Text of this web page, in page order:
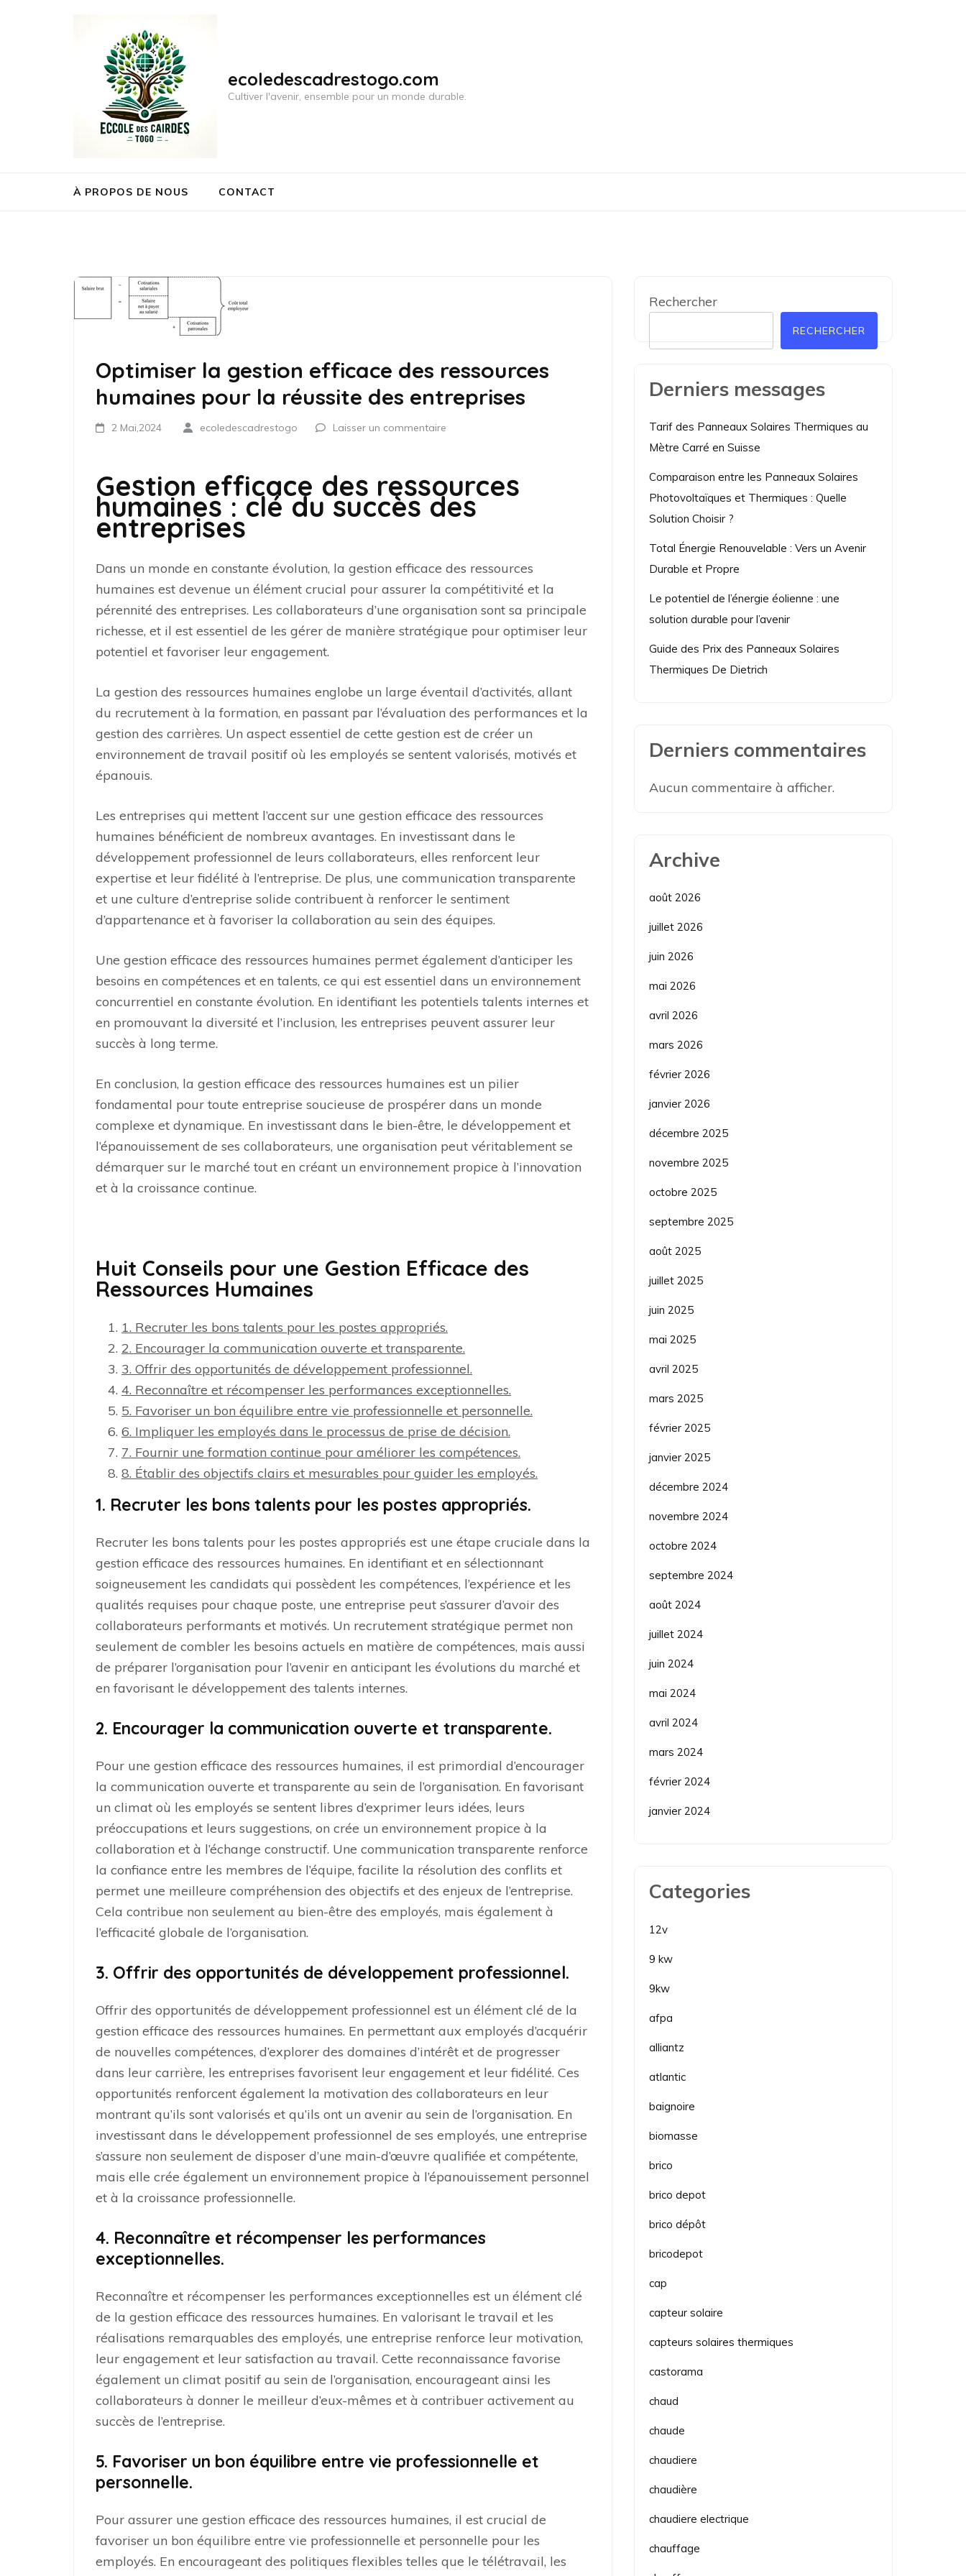
ecoledescadrestogo.com
Cultiver l'avenir, ensemble pour un monde durable.
À PROPOS DE NOUS CONTACT
Optimiser la gestion efficace des ressources
humaines pour la réussite des entreprises
2 Mai,2024 ecoledescadrestogo Laisser un commentaire
Gestion efficace des ressources
humaines : clé du succès des
entreprises
Dans un monde en constante évolution, la gestion efficace des ressources
humaines est devenue un élément crucial pour assurer la compétitivité et la
pérennité des entreprises. Les collaborateurs d’une organisation sont sa principale
richesse, et il est essentiel de les gérer de manière stratégique pour optimiser leur
potentiel et favoriser leur engagement.
La gestion des ressources humaines englobe un large éventail d’activités, allant
du recrutement à la formation, en passant par l’évaluation des performances et la
gestion des carrières. Un aspect essentiel de cette gestion est de créer un
environnement de travail positif où les employés se sentent valorisés, motivés et
épanouis.
Les entreprises qui mettent l’accent sur une gestion efficace des ressources
humaines bénéficient de nombreux avantages. En investissant dans le
développement professionnel de leurs collaborateurs, elles renforcent leur
expertise et leur fidélité à l’entreprise. De plus, une communication transparente
et une culture d’entreprise solide contribuent à renforcer le sentiment
d’appartenance et à favoriser la collaboration au sein des équipes.
Une gestion efficace des ressources humaines permet également d’anticiper les
besoins en compétences et en talents, ce qui est essentiel dans un environnement
concurrentiel en constante évolution. En identifiant les potentiels talents internes et
en promouvant la diversité et l’inclusion, les entreprises peuvent assurer leur
succès à long terme.
En conclusion, la gestion efficace des ressources humaines est un pilier
fondamental pour toute entreprise soucieuse de prospérer dans un monde
complexe et dynamique. En investissant dans le bien-être, le développement et
l’épanouissement de ses collaborateurs, une organisation peut véritablement se
démarquer sur le marché tout en créant un environnement propice à l’innovation
et à la croissance continue.
Huit Conseils pour une Gestion Efficace des
Ressources Humaines
1. Recruter les bons talents pour les postes appropriés.
2. Encourager la communication ouverte et transparente.
3. Offrir des opportunités de développement professionnel.
4. Reconnaître et récompenser les performances exceptionnelles.
5. Favoriser un bon équilibre entre vie professionnelle et personnelle.
6. Impliquer les employés dans le processus de prise de décision.
7. Fournir une formation continue pour améliorer les compétences.
8. Établir des objectifs clairs et mesurables pour guider les employés.
1. Recruter les bons talents pour les postes appropriés.
Recruter les bons talents pour les postes appropriés est une étape cruciale dans la
gestion efficace des ressources humaines. En identifiant et en sélectionnant
soigneusement les candidats qui possèdent les compétences, l’expérience et les
qualités requises pour chaque poste, une entreprise peut s’assurer d’avoir des
collaborateurs performants et motivés. Un recrutement stratégique permet non
seulement de combler les besoins actuels en matière de compétences, mais aussi
de préparer l’organisation pour l’avenir en anticipant les évolutions du marché et
en favorisant le développement des talents internes.
2. Encourager la communication ouverte et transparente.
Pour une gestion efficace des ressources humaines, il est primordial d’encourager
la communication ouverte et transparente au sein de l’organisation. En favorisant
un climat où les employés se sentent libres d’exprimer leurs idées, leurs
préoccupations et leurs suggestions, on crée un environnement propice à la
collaboration et à l’échange constructif. Une communication transparente renforce
la confiance entre les membres de l’équipe, facilite la résolution des conflits et
permet une meilleure compréhension des objectifs et des enjeux de l’entreprise.
Cela contribue non seulement au bien-être des employés, mais également à
l’efficacité globale de l’organisation.
3. Offrir des opportunités de développement professionnel.
Offrir des opportunités de développement professionnel est un élément clé de la
gestion efficace des ressources humaines. En permettant aux employés d’acquérir
de nouvelles compétences, d’explorer des domaines d’intérêt et de progresser
dans leur carrière, les entreprises favorisent leur engagement et leur fidélité. Ces
opportunités renforcent également la motivation des collaborateurs en leur
montrant qu’ils sont valorisés et qu’ils ont un avenir au sein de l’organisation. En
investissant dans le développement professionnel de ses employés, une entreprise
s’assure non seulement de disposer d’une main-d’œuvre qualifiée et compétente,
mais elle crée également un environnement propice à l’épanouissement personnel
et à la croissance professionnelle.
4. Reconnaître et récompenser les performances
exceptionnelles.
Reconnaître et récompenser les performances exceptionnelles est un élément clé
de la gestion efficace des ressources humaines. En valorisant le travail et les
réalisations remarquables des employés, une entreprise renforce leur motivation,
leur engagement et leur satisfaction au travail. Cette reconnaissance favorise
également un climat positif au sein de l’organisation, encourageant ainsi les
collaborateurs à donner le meilleur d’eux-mêmes et à contribuer activement au
succès de l’entreprise.
5. Favoriser un bon équilibre entre vie professionnelle et
personnelle.
Pour assurer une gestion efficace des ressources humaines, il est crucial de
favoriser un bon équilibre entre vie professionnelle et personnelle pour les
employés. En encourageant des politiques flexibles telles que le télétravail, les
Rechercher
RECHERCHER
Derniers messages
Tarif des Panneaux Solaires Thermiques au
Mètre Carré en Suisse
Comparaison entre les Panneaux Solaires
Photovoltaïques et Thermiques : Quelle
Solution Choisir ?
Total Énergie Renouvelable : Vers un Avenir
Durable et Propre
Le potentiel de l’énergie éolienne : une
solution durable pour l’avenir
Guide des Prix des Panneaux Solaires
Thermiques De Dietrich
Derniers commentaires
Aucun commentaire à afficher.
Archive
août 2026
juillet 2026
juin 2026
mai 2026
avril 2026
mars 2026
février 2026
janvier 2026
décembre 2025
novembre 2025
octobre 2025
septembre 2025
août 2025
juillet 2025
juin 2025
mai 2025
avril 2025
mars 2025
février 2025
janvier 2025
décembre 2024
novembre 2024
octobre 2024
septembre 2024
août 2024
juillet 2024
juin 2024
mai 2024
avril 2024
mars 2024
février 2024
janvier 2024
Categories
12v
9 kw
9kw
afpa
alliantz
atlantic
baignoire
biomasse
brico
brico depot
brico dépôt
bricodepot
cap
capteur solaire
capteurs solaires thermiques
castorama
chaud
chaude
chaudiere
chaudière
chaudiere electrique
chauffage